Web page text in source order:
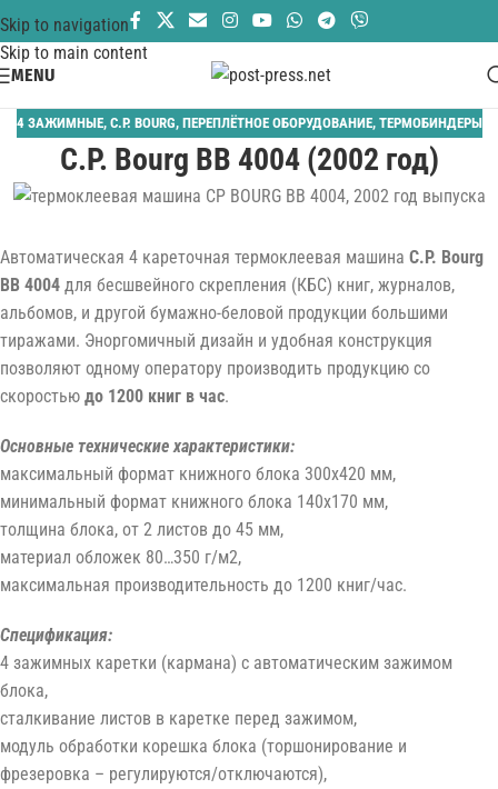
Skip to navigation
Skip to main content
MENU
4 ЗАЖИМНЫЕ, C.P. BOURG, ПЕРЕПЛЁТНОЕ ОБОРУДОВАНИЕ, ТЕРМОБИНДЕРЫ
C.P. Bourg BB 4004 (2002 год)
Автоматическая 4 кареточная термоклеевая машина C.P. Bourg
BB 4004 для бесшвейного скрепления (КБС) книг, журналов,
альбомов, и другой бумажно-беловой продукции большими
тиражами. Эноргомичный дизайн и удобная конструкция
позволяют одному оператору производить продукцию со
скоростью до 1200 книг в час.
Основные технические характеристики:
максимальный формат книжного блока 300х420 мм,
минимальный формат книжного блока 140х170 мм,
толщина блока, от 2 листов до 45 мм,
материал обложек 80…350 г/м2,
максимальная производительность до 1200 книг/час.
Спецификация:
4 зажимных каретки (кармана) с автоматическим зажимом
блока,
сталкивание листов в каретке перед зажимом,
модуль обработки корешка блока (торшонирование и
фрезеровка – регулируются/отключаются),